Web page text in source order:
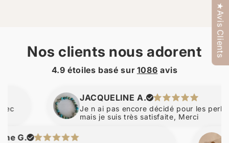
Nos clients nous adorent
4.9 étoiles basé sur 1086 avis
JACQUELINE A.
Je n ai pas encore décidé pour les perles d
mais je suis très satisfaite, Merci
★Avis Clients